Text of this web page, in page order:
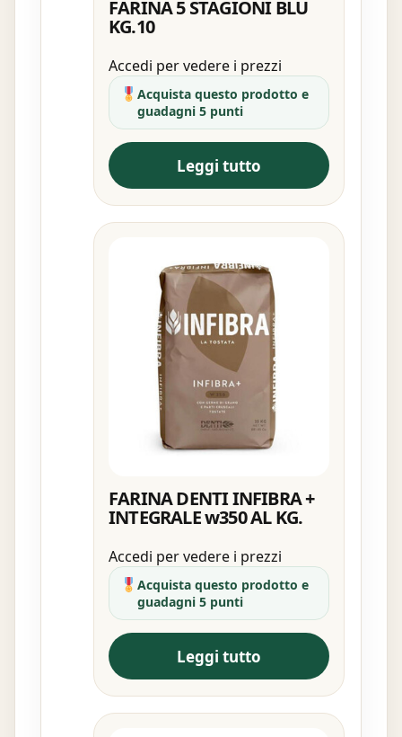
FARINA 5 STAGIONI BLU
KG.10
Accedi per vedere i prezzi
Acquista questo prodotto e
guadagni 5 punti
Leggi tutto
FARINA DENTI INFIBRA +
INTEGRALE w350 AL KG.
Accedi per vedere i prezzi
Acquista questo prodotto e
guadagni 5 punti
Leggi tutto